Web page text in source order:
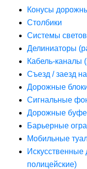
Конусы
Столбики
Системы
Делиниаторы
Кабель-каналы
Съезд / заезд
Дорожные
Сигнальные
Дорожные
Барьерные
Мобильные
полицейские)